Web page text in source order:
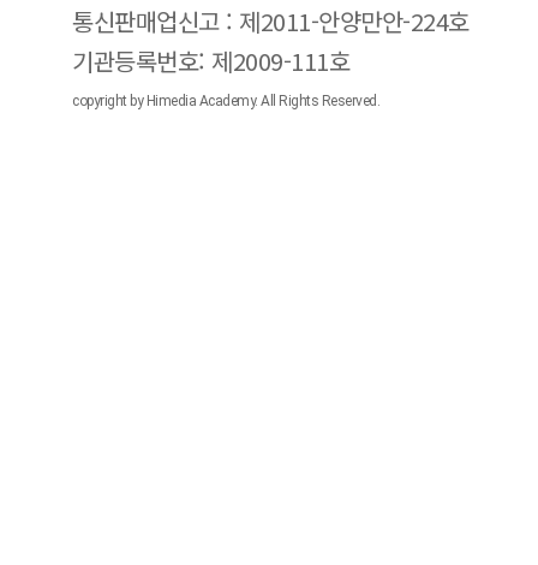
통신판매업신고 : 제2011-안양만안-224호
기관등록번호: 제2009-111호
copyright by Himedia Academy. All Rights Reserved.